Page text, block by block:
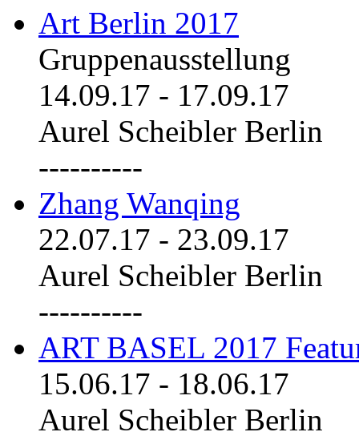
Art Berlin 2017
Gruppenausstellung
14.09.17 - 17.09.17
Aurel Scheibler Berlin
----------
Zhang Wanqing
22.07.17 - 23.09.17
Aurel Scheibler Berlin
----------
ART BASEL 2017
15.06.17 - 18.06.17
Aurel Scheibler Berlin